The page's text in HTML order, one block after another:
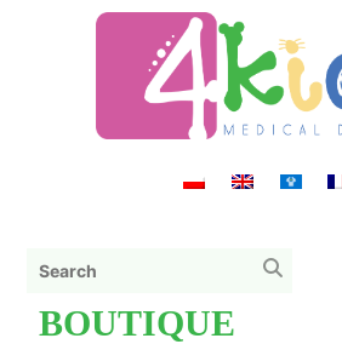
BOUTIQUE